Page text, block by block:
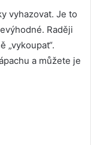
vyhazovat. Je to
Raději
„vykoupat“.
a můžete je